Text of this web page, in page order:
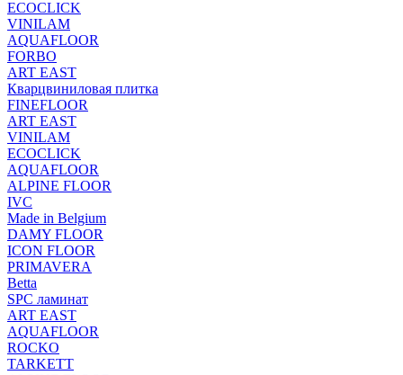
ECOCLICK
VINILAM
AQUAFLOOR
FORBO
ART EAST
Кварцвиниловая плитка
FINEFLOOR
ART EAST
VINILAM
ECOCLICK
AQUAFLOOR
ALPINE FLOOR
IVC
Made in Belgium
DAMY FLOOR
ICON FLOOR
PRIMAVERA
Betta
SPC ламинат
ART EAST
AQUAFLOOR
ROCKO
TARKETT